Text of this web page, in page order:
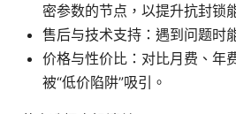
密参数的节点，以提升抗封锁
售后与技术支持：遇到问题时
价格与性价比：对比月费、年
被“低价陷阱”吸引。